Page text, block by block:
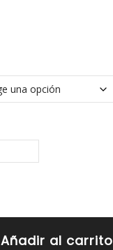
55,58 €
Añadir al carrito